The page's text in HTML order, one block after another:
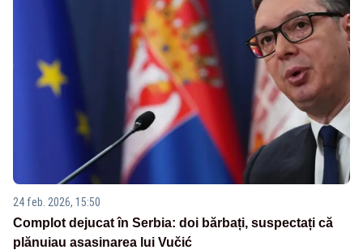
24 feb. 2026, 15:50
Complot dejucat în Serbia: doi bărbați, suspectați că
plănuiau asasinarea lui Vučić